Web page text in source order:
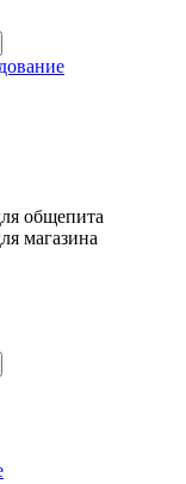
общепита
магазина